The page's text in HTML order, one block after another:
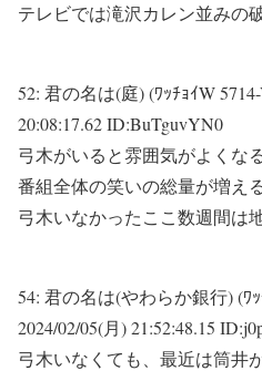
テレビでは滝沢カレン並みの
52: 君の名は(庭) (ﾜｯﾁｮｲW
20:08:17.62 ID:BuTguvYN0
弓木がいると雰囲気がよくな
番組全体の笑いの総量が増え
弓木いなかったここ数週間は
54: 君の名は(やわらか銀行) (ﾜ
2024/02/05(月) 21:52:48.15
弓木いなくても、最近は筒井